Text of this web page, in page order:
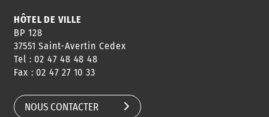
HÔTEL DE VILLE
BP 128
37551 Saint-Avertin Cedex
Tel : 02 47 48 48 48
Fax : 02 47 27 10 33
NOUS CONTACTER